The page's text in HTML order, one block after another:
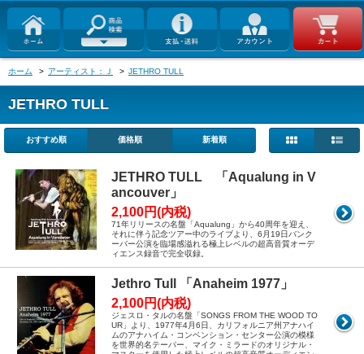
ホーム > アーティスト：Ｊ > JETHRO TULL
JETHRO TULL
おすすめ順 価格順 新着順
JETHRO TULL 「Aqualung in V
ancouver」
2,100円(内税)
71年リリースの名盤「Aqualung」から40周年を迎え、
それに伴う記念ツアー中のライブより、6月19日バンク
ーバー公演を臨場感溢れる極上レベルの超高音質オーデ
ィエンス録音で完全収録。
Jethro Tull 「Anaheim 1977」
2,100円(内税)
ジェスロ・タルの名盤「SONGS FROM THE WOOD TO
UR」より、1977年4月6日、カリフォルニア州アナハイ
ムのアナハイム・コンベンション・センター公演の模様
を世界的名テーパー、マイク・ミラードのオリジナル・